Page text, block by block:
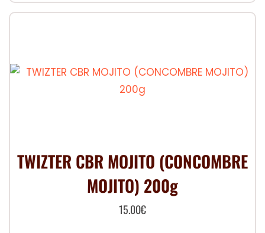
produit
variations.
Les
options
sur
la
page
du
TWIZTER CBR MOJITO (CONCOMBRE
MOJITO) 200g
15.00€